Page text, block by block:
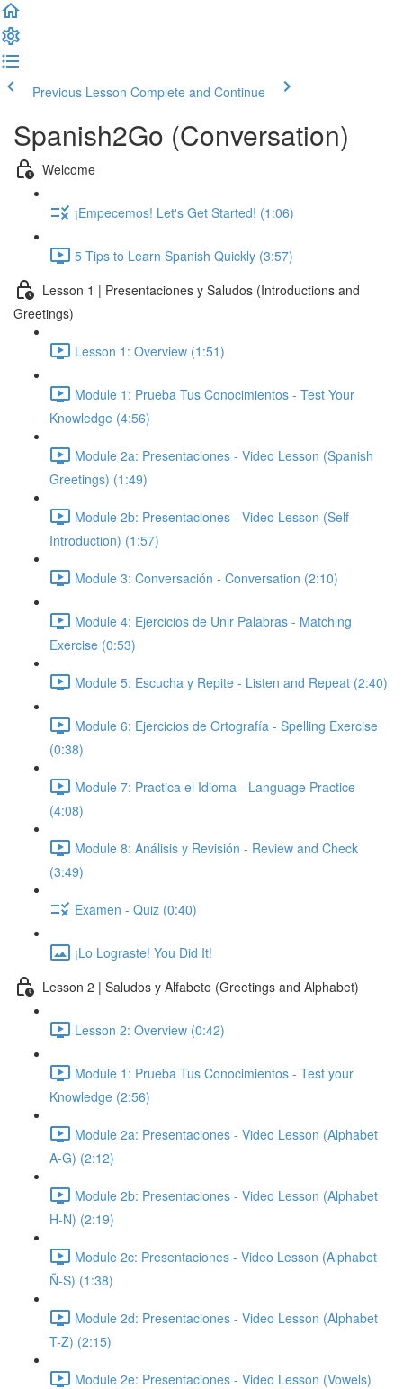
Previous Lesson Complete and Continue
Spanish2Go (Conversation)
Welcome
¡Empecemos! Let's Get Started! (1:06)
5 Tips to Learn Spanish Quickly (3:57)
Lesson 1 | Presentaciones y Saludos (Introductions and
Greetings)
Lesson 1: Overview (1:51)
Module 1: Prueba Tus Conocimientos - Test Your
Knowledge (4:56)
Module 2a: Presentaciones - Video Lesson (Spanish
Greetings) (1:49)
Module 2b: Presentaciones - Video Lesson (Self-
Introduction) (1:57)
Module 3: Conversación - Conversation (2:10)
Module 4: Ejercicios de Unir Palabras - Matching
Exercise (0:53)
Module 5: Escucha y Repite - Listen and Repeat (2:40)
Module 6: Ejercicios de Ortografía - Spelling Exercise
(0:38)
Module 7: Practica el Idioma - Language Practice
(4:08)
Module 8: Análisis y Revisión - Review and Check
(3:49)
Examen - Quiz (0:40)
¡Lo Lograste! You Did It!
Lesson 2 | Saludos y Alfabeto (Greetings and Alphabet)
Lesson 2: Overview (0:42)
Module 1: Prueba Tus Conocimientos - Test your
Knowledge (2:56)
Module 2a: Presentaciones - Video Lesson (Alphabet
A-G) (2:12)
Module 2b: Presentaciones - Video Lesson (Alphabet
H-N) (2:19)
Module 2c: Presentaciones - Video Lesson (Alphabet
Ñ-S) (1:38)
Module 2d: Presentaciones - Video Lesson (Alphabet
T-Z) (2:15)
Module 2e: Presentaciones - Video Lesson (Vowels)